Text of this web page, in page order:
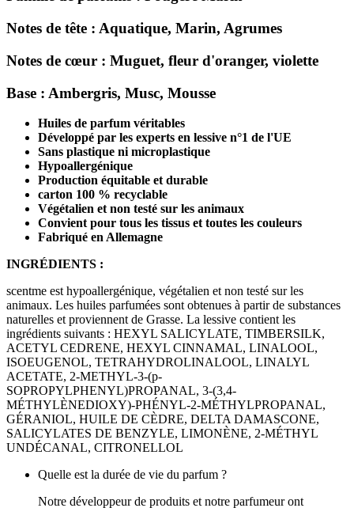
Notes de tête : Aquatique, Marin, Agrumes
Notes de cœur : Muguet, fleur d'oranger, violette
Base : Ambergris, Musc, Mousse
Huiles de parfum véritables
Développé par les experts en lessive n°1 de l'UE
Sans plastique ni microplastique
Hypoallergénique
Production équitable et durable
carton 100 % recyclable
Végétalien et non testé sur les animaux
Convient pour tous les tissus et toutes les couleurs
Fabriqué en Allemagne
INGRÉDIENTS :
scentme est hypoallergénique, végétalien et non testé sur les
animaux. Les huiles parfumées sont obtenues à partir de substances
naturelles et proviennent de Grasse. La lessive contient les
ingrédients suivants : HEXYL SALICYLATE, TIMBERSILK,
ACETYL CEDRENE, HEXYL CINNAMAL, LINALOOL,
ISOEUGENOL, TETRAHYDROLINALOOL, LINALYL
ACETATE, 2-METHYL-3-(p-
SOPROPYLPHENYL)PROPANAL, 3-(3,4-
MÉTHYLÈNEDIOXY)-PHÉNYL-2-MÉTHYLPROPANAL,
GÉRANIOL, HUILE DE CÈDRE, DELTA DAMASCONE,
SALICYLATES DE BENZYLE, LIMONÈNE, 2-MÉTHYL
UNDÉCANAL, CITRONELLOL
Quelle est la durée de vie du parfum ?
Notre développeur de produits et notre parfumeur ont